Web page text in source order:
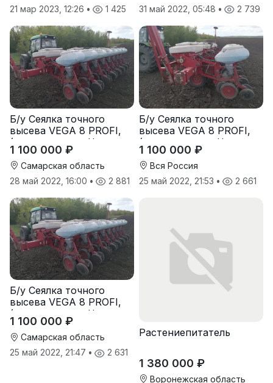
21 мар 2023, 12:26 • 1 425
31 май 2022, 05:48 • 2 739
Б/у Сеялка точного
высева VEGA 8 PROFI,
(производство Червона
Зирка), 2016 г., в
отличном состоянии
1 100 000 ₽
Самарская область
28 май 2022, 16:00 • 2 881
Б/у Сеялка точного
высева VEGA 8 PROFI,
(производство Червона
Зирка), 2016 г., в
отличном состоянии
1 100 000 ₽
Вся Россия
25 май 2022, 21:53 • 2 661
Б/у Сеялка точного
высева VEGA 8 PROFI,
(производство Червона
Зирка), 2016 г, в
отличном состоянии
1 100 000 ₽
Самарская область
25 май 2022, 21:47 • 2 631
Растениепитатель
1 380 000 ₽
Воронежская область